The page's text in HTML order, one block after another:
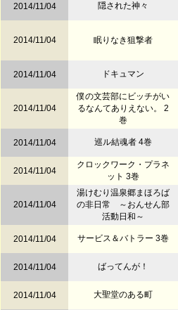
2014/11/04 隠された神々
2014/11/04 眠りなき狙撃者
2014/11/04 ドキュマン
2014/11/04
僕の文芸部にビッチがい
るなんてありえない。 2
巻
2014/11/04 巡ル結魂者 4巻
2014/11/04
クロックワーク・プラネ
ット 3巻
2014/11/04
湯けむり温泉郷まほろば
の非日常 ～おんせん部
活動日和～
2014/11/04 サービス＆バトラー 3巻
2014/11/04 ばってんが！
2014/11/04 大聖堂のある町